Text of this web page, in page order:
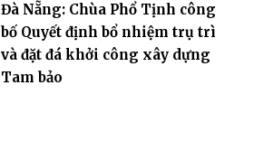
Đà Nẵng: Chùa Phổ Tịnh công
bố Quyết định bổ nhiệm trụ trì
và đặt đá khởi công xây dựng
Tam bảo